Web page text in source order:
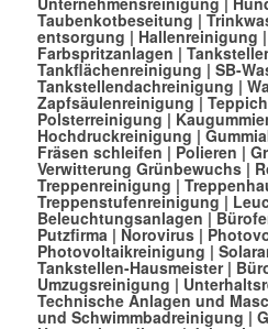
Taubenkotbeseitung |
entsorgung | Hallenreinigung |
Farbspritzanlagen |
Tankflächenreinigung | SB-
Tankstellendachreinigung |
Zapfsäulenreinigung|
Polsterreinigung|
Hochdruckreinigung |
Fräsen schleifen | Polieren |
Verwitterung Grünbewuchs|
Treppenreinigung |
Treppenstufenreinigung|
Beleuchtungsanlagen |
Putzfirma | Norovirus|
Photovoltaikreinigung |
Tankstellen-Hausmeister|
Umzugsreinigung |
Technische Anlagen und
und Schwimmbadreinigung |